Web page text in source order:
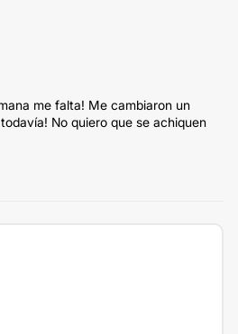
me falta! Me cambiaron un
No quiero que se achiquen